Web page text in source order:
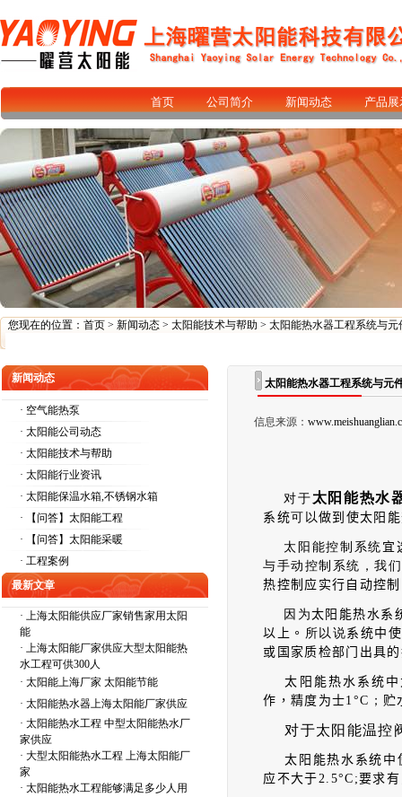
首页 公司简介 新闻动态 产品展
您现在的位置： 首页 > 新闻动态 > 太阳能技术与帮助 > 太阳能热水器工程系统与
新闻动态
· 空气能热泵
· 太阳能公司动态
· 太阳能技术与帮助
· 太阳能行业资讯
· 太阳能保温水箱,不锈钢水箱
· 【问答】太阳能工程
· 【问答】太阳能采暖
· 工程案例
最新文章
· 上海太阳能供应厂家销售家用太阳
能
· 上海太阳能厂家供应大型太阳能热
水工程可供300人
· 太阳能上海厂家 太阳能节能
· 太阳能热水器上海太阳能厂家供应
· 太阳能热水工程 中型太阳能热水厂
家供应
· 大型太阳能热水工程 上海太阳能厂
家
· 太阳能热水工程能够满足多少人用
太阳能热水器工程系统与元
信息来源：
对于 太阳能热水
系统可以做到使太阳
太阳能控制系统 宜
与手动控制系统，我
热控制应实行自动控
因为太阳能热水系
以上。 所以说系统中
或国家质检部门出具
太阳能热水系统
作，精度为士1°C ； 贮
对于太阳能温控
太阳能热水系统中
应不大于2.5°C ;要求